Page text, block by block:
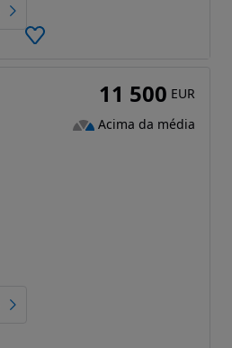
11 500 EUR
Acima da média